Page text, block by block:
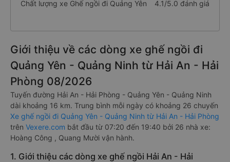
Chất lượng xe Ghế ngồi đi Quảng Yên 4.1/5.0 đánh giá
Giới thiệu về các dòng xe ghế ngồi đi
Quảng Yên - Quảng Ninh từ Hải An - Hải
Phòng 08/2026
Tuyến đường Hải An - Hải Phòng - Quảng Yên - Quảng Ninh
dài khoảng 16 km. Trung bình mỗi ngày có khoảng 26 chuyến
Xe ghế ngồi đi Quảng Yên - Quảng Ninh từ Hải An - Hải Phòng
trên Vexere.com bắt đầu từ 07:20 đến 19:40 bởi 26 nhà xe:
Hoàng Công , Quang Mười vận hành.
1. Giới thiệu các dòng xe ghế ngồi Hải An - Hải